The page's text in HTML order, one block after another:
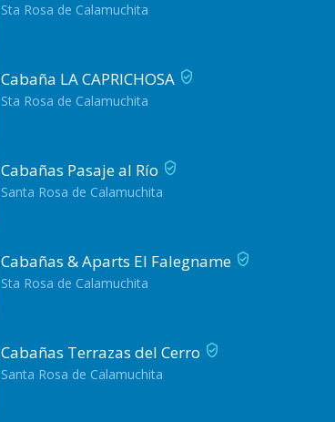
Sta Rosa de Calamuchita
Cabaña LA CAPRICHOSA
Sta Rosa de Calamuchita
Cabañas Pasaje al Río
Santa Rosa de Calamuchita
Cabañas & Aparts El Falegname
Sta Rosa de Calamuchita
Cabañas Terrazas del Cerro
Santa Rosa de Calamuchita